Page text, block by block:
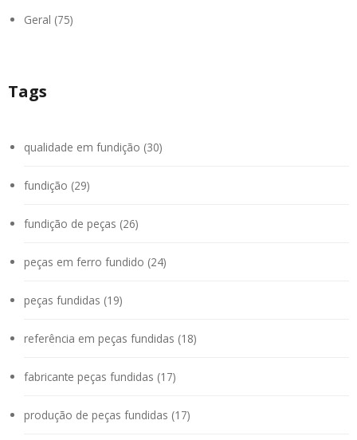
Geral (75)
Tags
qualidade em fundição (30)
fundição (29)
fundição de peças (26)
peças em ferro fundido (24)
peças fundidas (19)
referência em peças fundidas (18)
fabricante peças fundidas (17)
produção de peças fundidas (17)